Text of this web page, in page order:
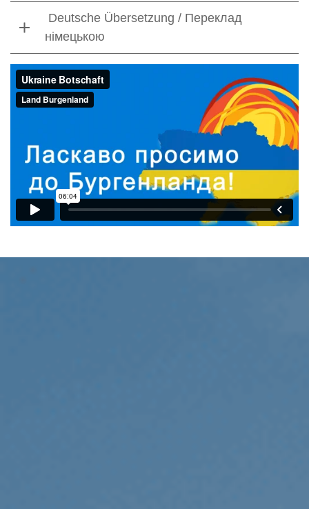
Deutsche Übersetzung / Переклад
німецькою